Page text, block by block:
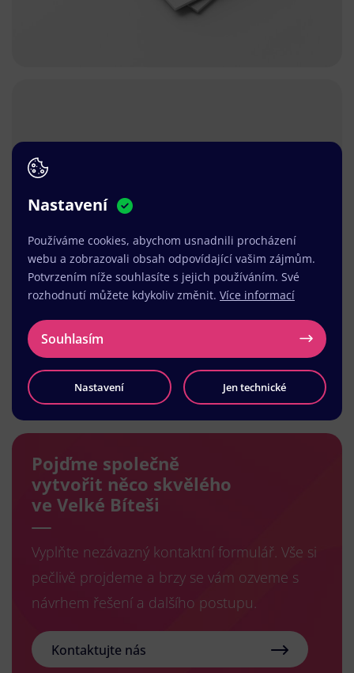
Načíst další
Pojďme společně
vytvořit něco skvělého
ve Velké Bíteši
Vyplňte nezávazný kontaktní formulář. Vše si
pečlivě projdeme a brzy se vám ozveme s
návrhem řešení a dalšího postupu.
Kontaktujte nás
Nastavení
Používáme cookies, abychom usnadnili procházení
webu a zobrazovali obsah odpovídající vašim zájmům.
Potvrzením níže souhlasíte s jejich používáním. Své
rozhodnutí můžete kdykoliv změnit. Více informací
Souhlasím
Nastavení Jen technické